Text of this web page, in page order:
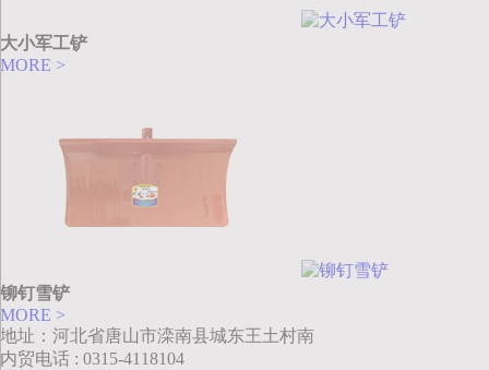
大小军工铲
MORE >
铆钉雪铲
MORE >
地址：河北省唐山市滦南县城东王土村南
内贸电话 : 0315-4118104